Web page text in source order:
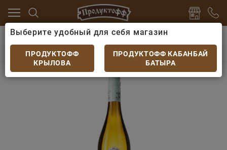
Вино Старый свет
Вино 360 Chardonnay бел/
Вино 360 Chardonnay бел/сух 0,75
Выберите удобный для себя магазин
ПРОДУКТОФФ
КРЫЛОВА
ПРОДУКТОФФ КАБАНБАЙ
БАТЫРА